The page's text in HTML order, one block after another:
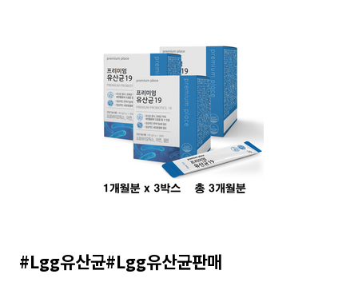
#Lgg유산균#Lgg유산균판매